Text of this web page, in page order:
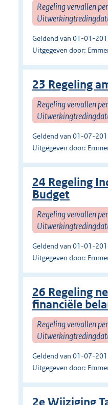
Regeling vervallen
Geldend van 01-01-
Uitgegeven door:
23 Regeling
Regeling vervallen
Geldend van 01-07-
Uitgegeven door:
24 Regeling
Budget
Regeling vervallen
Geldend van 01-01-
Uitgegeven door:
26 Regeling
financiële
Regeling vervallen
Geldend van 01-07-
Uitgegeven door: